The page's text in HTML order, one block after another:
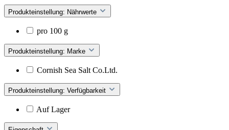
Produkteinstellung: Nährwerte
pro 100 g
Produkteinstellung: Marke
Cornish Sea Salt Co.Ltd.
Produkteinstellung: Verfügbarkeit
Auf Lager